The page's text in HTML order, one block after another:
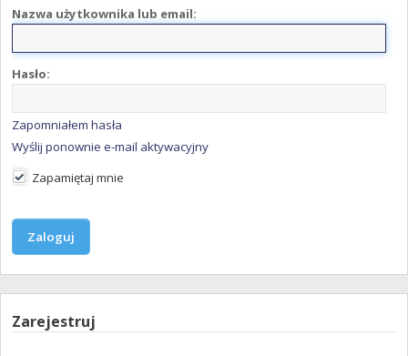
Nazwa użytkownika lub email:
Hasło:
Zapomniałem hasła
Wyślij ponownie e-mail aktywacyjny
Zapamiętaj mnie
Zarejestruj